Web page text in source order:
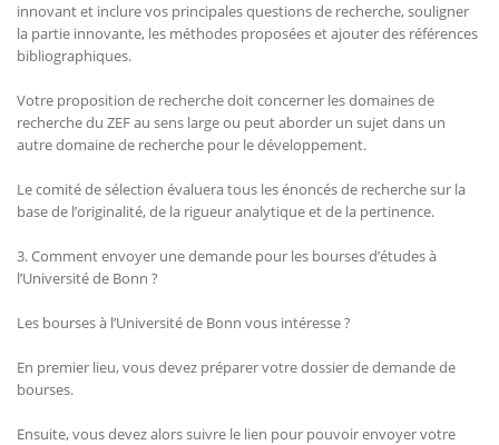
innovant et inclure vos principales questions de recherche, souligner
la partie innovante, les méthodes proposées et ajouter des références
bibliographiques.
Votre proposition de recherche doit concerner les domaines de
recherche du ZEF au sens large ou peut aborder un sujet dans un
autre domaine de recherche pour le développement.
Le comité de sélection évaluera tous les énoncés de recherche sur la
base de l’originalité, de la rigueur analytique et de la pertinence.
3. Comment envoyer une demande pour les bourses d’études à
l’Université de Bonn ?
Les bourses à l’Université de Bonn vous intéresse ?
En premier lieu, vous devez préparer votre dossier de demande de
bourses.
Ensuite, vous devez alors suivre le lien pour pouvoir envoyer votre